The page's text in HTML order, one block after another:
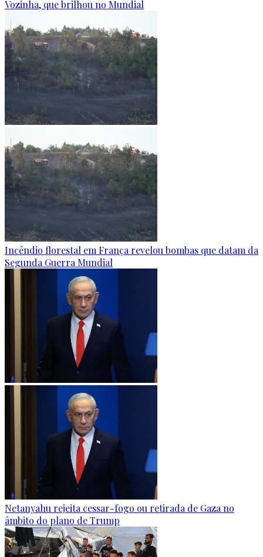
Vozinha, que brilhou no Mundial
Incêndio florestal em França revelou bombas que datam da
Segunda Guerra Mundial
Netanyahu rejeita cessar-fogo ou retirada de Gaza no
âmbito do plano de Trump